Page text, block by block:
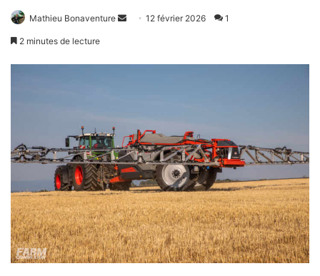
Mathieu Bonaventure
Envoyer12 février 2026 1
2 minutes de lecture